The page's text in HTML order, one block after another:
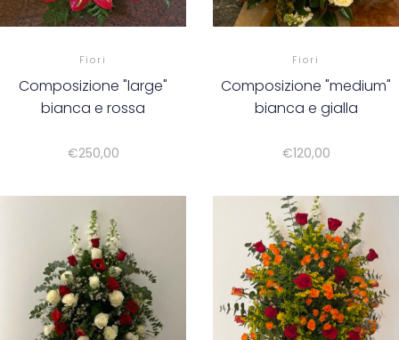
Fiori
Composizione "large"
bianca e rossa
€250,00
Fiori
Composizione "medium"
bianca e gialla
€120,00